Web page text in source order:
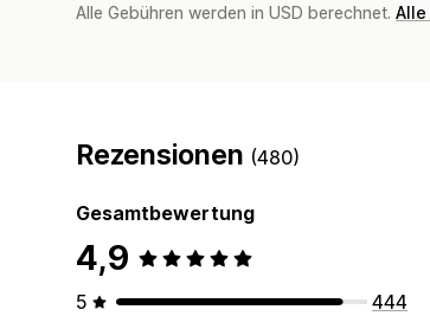
Alle Gebühren werden in USD berechnet.
Rezensionen (480)
Gesamtbewertung
4,9
5
444